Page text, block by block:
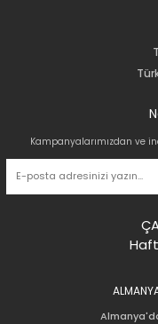
Kampanyalarımızdan ve